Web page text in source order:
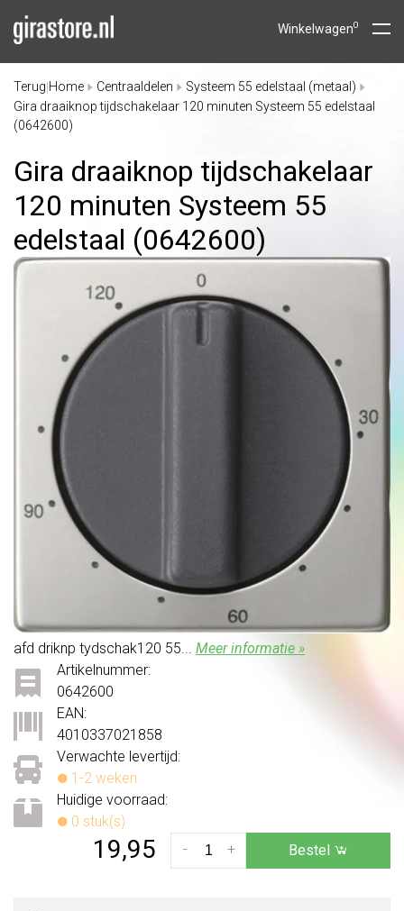
Winkelwagen0
Terug Home Centraaldelen
Systeem 55 edelstaal (metaal)
Gira draaiknop tijdschakelaar 120 minuten Systeem 55 edelstaal
(0642600)
Gira draaiknop tijdschakelaar
120 minuten Systeem 55
edelstaal (0642600)
afd driknp tydschak120 55... Meer informatie »
Verwachte levertijd:
1-2 weken
Huidige voorraad:
0 stuk(s)
Artikelnummer:
0642600
EAN:
4010337021858
19,95 +
- Bestel